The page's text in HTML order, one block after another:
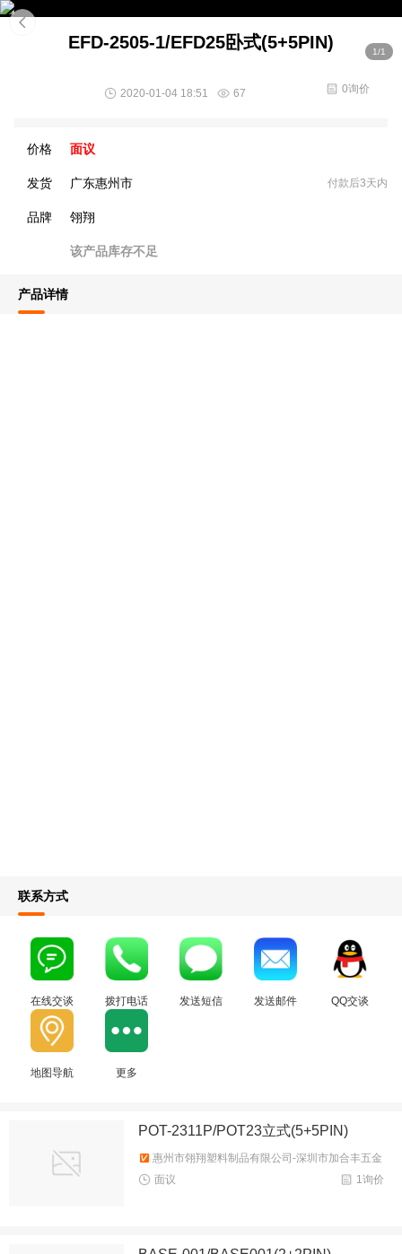
1/1
EFD-2505-1/EFD25卧式(5+5PIN)
2020-01-04 18:51 67 0询价
价格 面议
发货 广东惠州市 付款后3天内
品牌 翎翔
该产品库存不足
产品详情
联系方式
在线交谈 拨打电话 发送短信 发送邮件 QQ交谈
地图导航 更多
POT-2311P/POT23立式(5+5PIN)
惠州市翎翔塑料制品有限公司-深圳市加合丰五金
塑胶制品有限公司
1询价
面议